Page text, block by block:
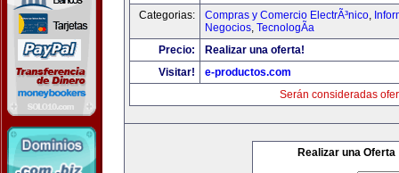
Categorias:
Compras y Comercio ElectrÃ³nico,
Negocios, TecnologÃ­a
Precio:
Realizar una oferta!
Visitar!
e-productos.com
Serán consideradas
Realizar una Oferta